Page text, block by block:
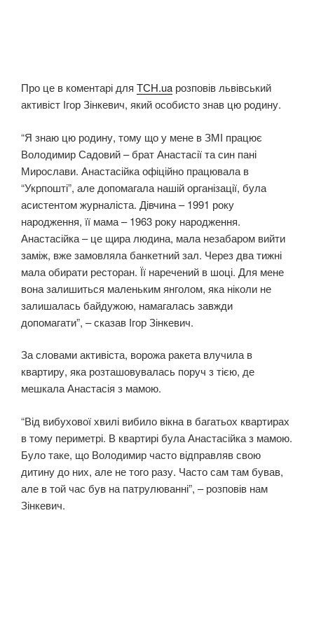
Про це в коментарі для ТСН.ua розповів львівський
активіст Ігор Зінкевич, який особисто знав цю родину.
“Я знаю цю родину, тому що у мене в ЗМІ працює
Володимир Садовий – брат Анастасії та син пані
Мирослави. Анастасійка офіційно працювала в
“Укрпошті”, але допомагала нашій організації, була
асистентом журналіста. Дівчина – 1991 року
народження, її мама – 1963 року народження.
Анастасійка – це щира людина, мала незабаром вийти
заміж, вже замовляла банкетний зал. Через два тижні
мала обирати ресторан. Її наречений в шоці. Для мене
вона залишиться маленьким янголом, яка ніколи не
залишалась байдужою, намагалась завжди
допомагати”, – сказав Ігор Зінкевич.
За словами активіста, ворожа ракета влучила в
квартиру, яка розташовувалась поруч з тією, де
мешкала Анастасія з мамою.
“Від вибухової хвилі вибило вікна в багатьох квартирах
в тому периметрі. В квартирі була Анастасійка з мамою.
Було таке, що Володимир часто відправляв свою
дитину до них, але не того разу. Часто сам там бував,
але в той час був на патрулюванні”, – розповів нам
Зінкевич.